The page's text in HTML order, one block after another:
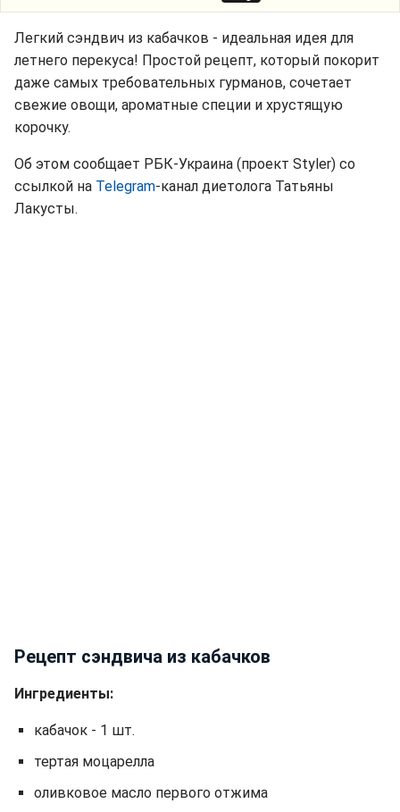
Легкий сэндвич из кабачков - идеальная идея для
летнего перекуса! Простой рецепт, который покорит
даже самых требовательных гурманов, сочетает
свежие овощи, ароматные специи и хрустящую
корочку.
Об этом сообщает РБК-Украина (проект Styler) со
ссылкой на Telegram-канал диетолога Татьяны
Лакусты.
Рецепт сэндвича из кабачков
Ингредиенты:
кабачок - 1 шт.
тертая моцарелла
оливковое масло первого отжима